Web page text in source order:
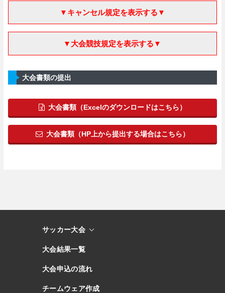
▼キャンセル規定を表示する▼
▼大会競技規定を表示する▼
大会書類の提出
大会書類（Excelのダウンロードはこちら）
大会書類（HP上から提出する場合はこちら）
サッカー大会
大会結果一覧
大会申込の流れ
チームウェア作成